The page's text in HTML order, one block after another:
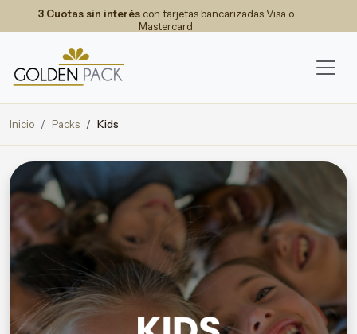
3 Cuotas sin interéscon tarjetas bancarizadas Visa o
Mastercard
Inicio Packs Kids